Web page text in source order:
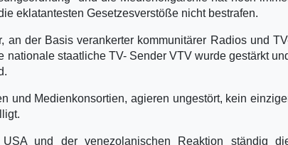
eklatantesten Gesetzesverstöße nicht bestrafen.
der Basis verankerter kommunitärer Radios und
staatliche TV- Sender VTV wurde gestärkt
und Medienkonsortien, agieren ungestört, kein
und der venezolanischen Reaktion ständig